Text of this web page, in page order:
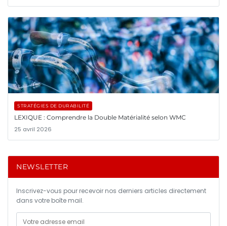
STRATÉGIES DE DURABILITÉ
LEXIQUE : Comprendre la Double Matérialité selon WMC
25 avril 2026
NEWSLETTER
Inscrivez-vous pour recevoir nos derniers articles directement
dans votre boîte mail.